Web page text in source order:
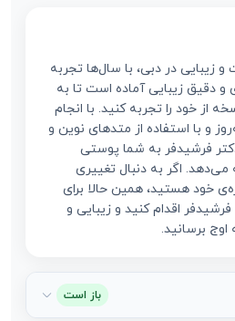
در دبی، با سال‌ها تجربه
و دقیق زیبایی آماده است تا به
از خود را تجربه کنید. با انجام
و با استفاده از متدهای نوین و
دکتر فرشیدفر به شما پوستی
اگر به دنبال تغییری
خود هستید، همین حالا برای
اقدام کنید و زیبایی و
برسانید.
باز است